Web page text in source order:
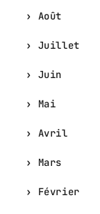
Août
Juillet
Juin
Mai
Avril
Mars
Février